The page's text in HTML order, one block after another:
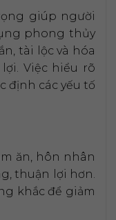
giúp người
phong thủy
tài lộc và hóa
Việc hiểu rõ
định các yếu tố
ăn, hôn nhân
thuận lợi hơn.
khắc để giảm